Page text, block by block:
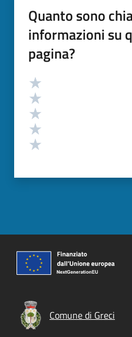
Quanto sono
informazioni su
pagina?
Valutazione
Comune di Greci